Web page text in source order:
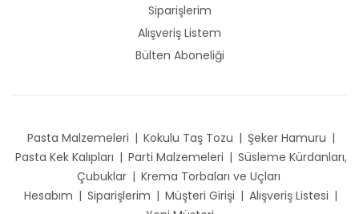
Siparişlerim
Alışveriş Listem
Bülten Aboneliği
Pasta Malzemeleri | Kokulu Taş Tozu | Şeker Hamuru |
Pasta Kek Kalıpları | Parti Malzemeleri | Süsleme Kürdanları,
Çubuklar | Krema Torbaları ve Uçları
Hesabım | Siparişlerim | Müşteri Girişi | Alışveriş Listesi |